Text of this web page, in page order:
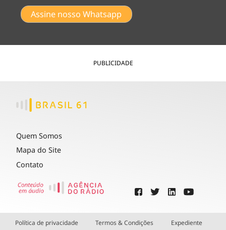
Assine nosso Whatsapp
PUBLICIDADE
Quem Somos
Mapa do Site
Contato
Política de privacidade Termos & Condições Expediente